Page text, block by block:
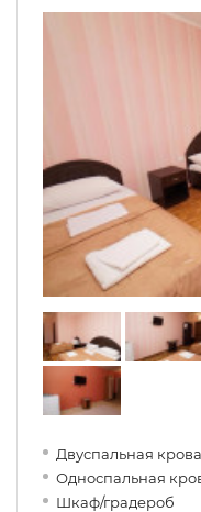
Двуспальная
Односпальная
Шкаф/градероб